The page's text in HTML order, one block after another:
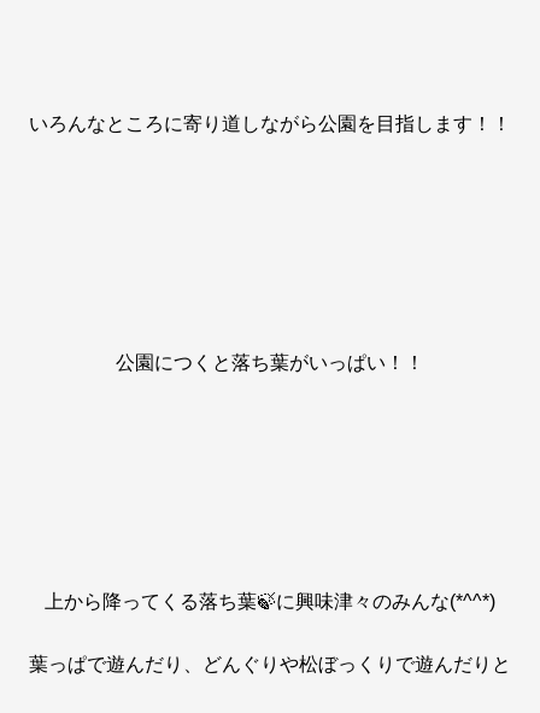
いろんなところに寄り道しながら公園を目指します！！
公園につくと落ち葉がいっぱい！！
上から降ってくる落ち葉🍃に興味津々のみんな(*^^*)
葉っぱで遊んだり、どんぐりや松ぼっくりで遊んだりと